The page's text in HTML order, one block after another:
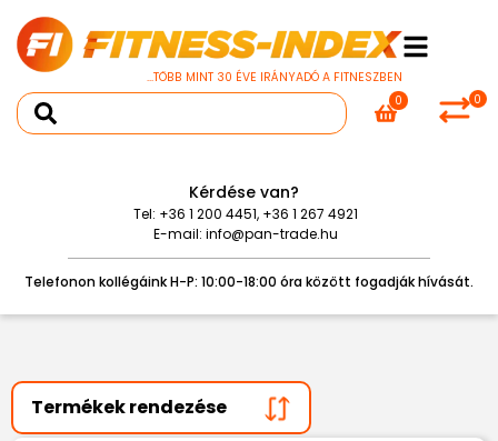
...TÖBB MINT 30 ÉVE IRÁNYADÓ A FITNESZBEN
0
0
Kérdése van?
Tel: +36 1 200 4451, +36 1 267 4921
E-mail: info@pan-trade.hu
Telefonon kollégáink H-P: 10:00-18:00 óra között fogadják hívását.